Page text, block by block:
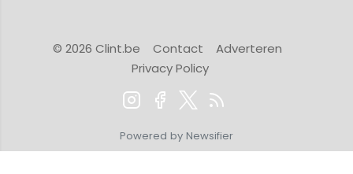
© 2026 Clint.be Contact
Adverteren
Privacy Policy
Powered by Newsifier